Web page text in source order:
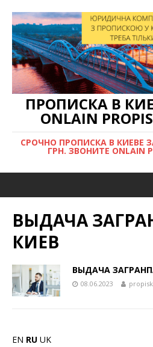
ПРОПИСКА В
ONLAIN
СРОЧНО ПРОПИСКА В КИЕВЕ
ГРН. ЗВОНИТЕ ONLAIN
ВЫДАЧА
КИЕВ
ВЫДАЧА
08.06.2023
EN RU UK